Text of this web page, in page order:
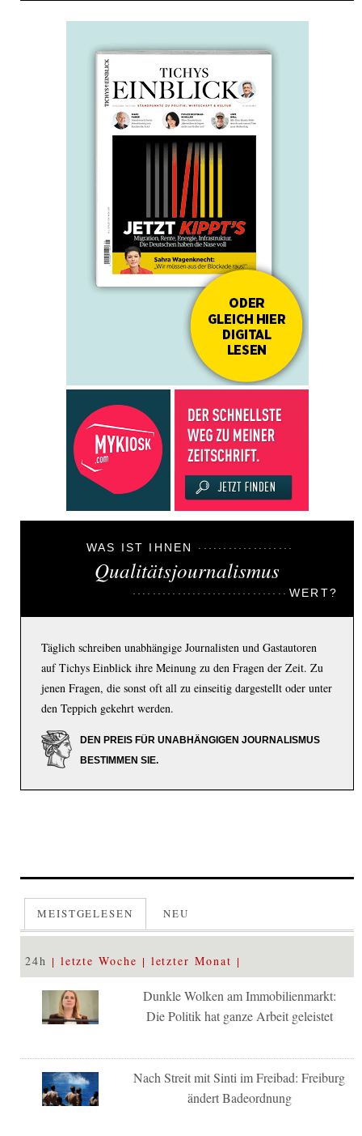
WAS IST IHNEN
Qualitätsjournalismus
WERT?
Täglich schreiben unabhängige Journalisten und Gastautoren
auf Tichys Einblick ihre Meinung zu den Fragen der Zeit. Zu
jenen Fragen, die sonst oft all zu einseitig dargestellt oder unter
den Teppich gekehrt werden.
DEN PREIS FÜR UNABHÄNGIGEN JOURNALISMUS
BESTIMMEN SIE.
MEISTGELESEN NEU
24h letzte Woche letzter Monat
Dunkle Wolken am Immobilienmarkt:
Die Politik hat ganze Arbeit geleistet
Nach Streit mit Sinti im Freibad: Freiburg
ändert Badeordnung